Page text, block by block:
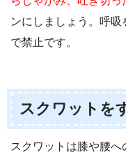
ンにしましょう。呼
で禁止です。
スクワットを
スクワットは膝や腰